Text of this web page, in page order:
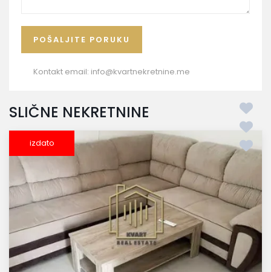
Kontakt email: info@kvartnekretnine.me
SLIČNE NEKRETNINE
izdato